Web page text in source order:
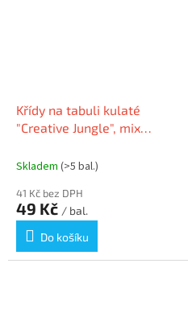
Křídy na tabuli kulaté
"Creative Jungle", mix
Skladem (>5 bal.)
41 Kč bez DPH
49 Kč / bal.
Do košíku